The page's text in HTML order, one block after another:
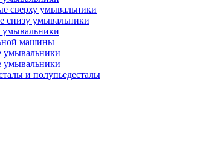
сверху умывальники
снизу умывальники
машины
умывальники
умывальники
и полупьедесталы